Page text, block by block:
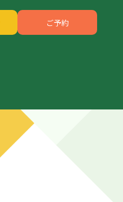
ご予約